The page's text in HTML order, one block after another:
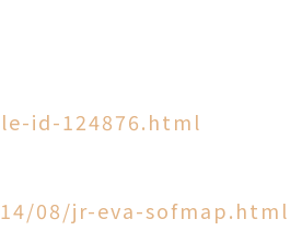
id-124876.html
08/jr-eva-sofmap.html